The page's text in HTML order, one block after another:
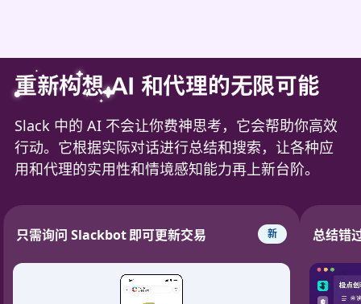
重新构想 AI 和代理的无限可能
Slack 中的 AI 不会让你费神思考，它会帮助你高效
行动。它根据实际对话进行总结和搜索，让各种应
用和代理的实用性和情境感知能力再上新台阶。
只需询问 Slackbot 即可更新交易 新 总结错